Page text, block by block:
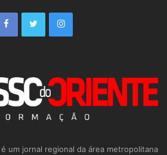
é um jornal regional da área metropolitana